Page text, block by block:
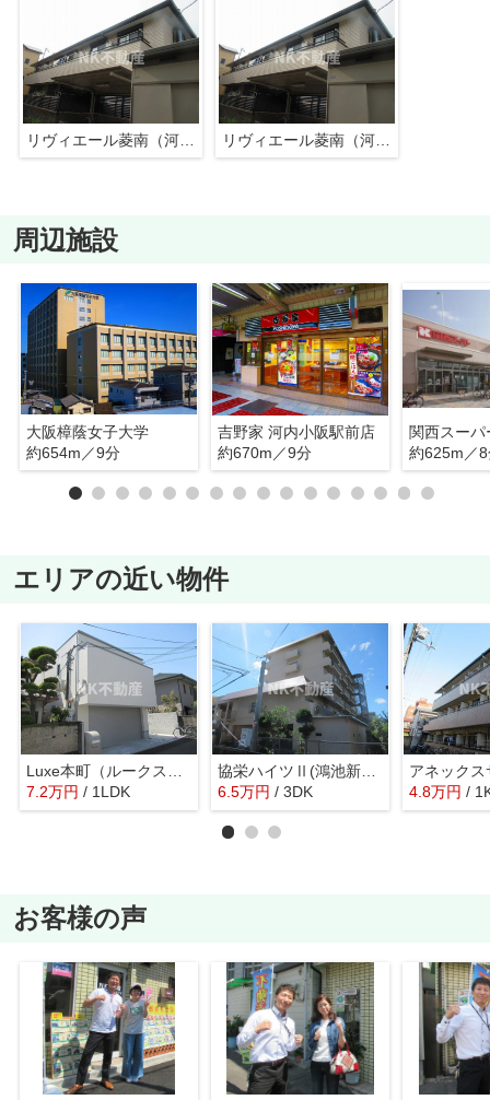
リヴィエール菱南（河内小阪賃貸）
周辺施設
大阪樟蔭女子大学
約654m／9分
吉野家 河内小阪駅前店
約670m／9分
関西スーパ
約625m／
エリアの近い物件
Luxe本町（ルークス本町）(瓢箪山賃貸）
7.2万円 / 1LDK
協栄ハイツⅡ(鴻池新田賃貸）
6.5万円 / 3DK 4.8万円 /
お客様の声